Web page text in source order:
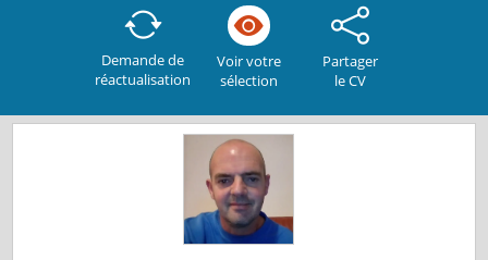
Demande de
réactualisation
Voir votre
sélection
Partager
le CV